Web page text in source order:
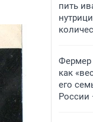
пить
Фермер
как
его
России